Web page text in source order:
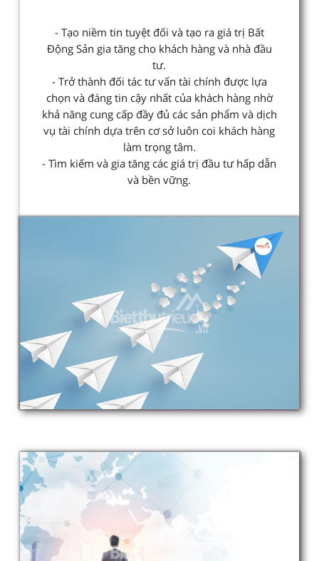
- Tạo niềm tin tuyệt đối và tạo ra giá trị Bất
Động Sản gia tăng cho khách hàng và nhà đầu
tư.
- Trở thành đối tác tư vấn tài chính được lựa
chọn và đáng tin cậy nhất của khách hàng nhờ
khả năng cung cấp đầy đủ các sản phẩm và dịch
vụ tài chính dựa trên cơ sở luôn coi khách hàng
làm trọng tâm.
- Tìm kiếm và gia tăng các giá trị đầu tư hấp dẫn
và bền vững.